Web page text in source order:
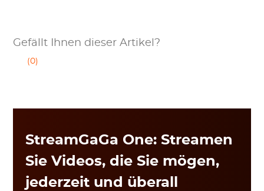
Gefällt Ihnen dieser Artikel?
(0)
StreamGaGa One: Streamen
Sie Videos, die Sie mögen,
jederzeit und überall